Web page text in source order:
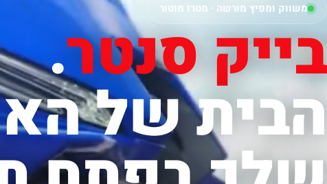
משווק ומפיץ מורשה · מטרו מוטור
בייק סנטר.
הבית של